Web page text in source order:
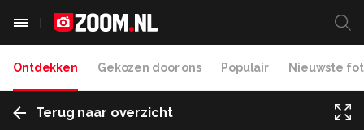
Ontdekken Gekozen door ons Populair Nieuwste
Terug naar overzicht